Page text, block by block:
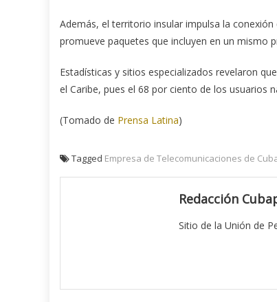
Además, el territorio insular impulsa la
promueve paquetes que incluyen en un mismo
Estadísticas y sitios especializados revelaron
el Caribe, pues el 68 por ciento de los usuarios
(Tomado de Prensa Latina)
Tagged Empresa de Telecomunicaciones de Cuba
Redacción
Sitio de la Unión de